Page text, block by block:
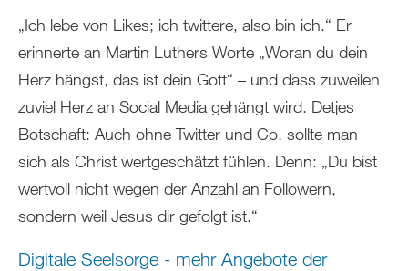
„Ich lebe von Likes; ich twittere, also bin ich.“ Er
erinnerte an Martin Luthers Worte „Woran du dein
Herz hängst, das ist dein Gott“ – und dass zuweilen
zuviel Herz an Social Media gehängt wird. Detjes
Botschaft: Auch ohne Twitter und Co. sollte man
sich als Christ wertgeschätzt fühlen. Denn: „Du bist
wertvoll nicht wegen der Anzahl an Followern,
sondern weil Jesus dir gefolgt ist.“
Digitale Seelsorge - mehr Angebote der